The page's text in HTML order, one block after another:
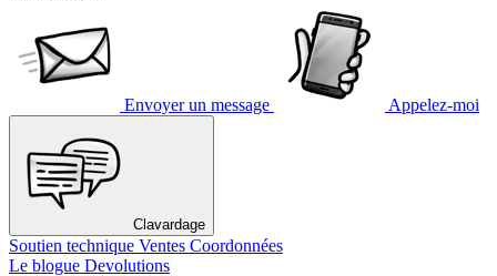
Envoyer un message Appelez-moi
Clavardage
Soutien technique Ventes Coordonnées
Le blogue Devolutions